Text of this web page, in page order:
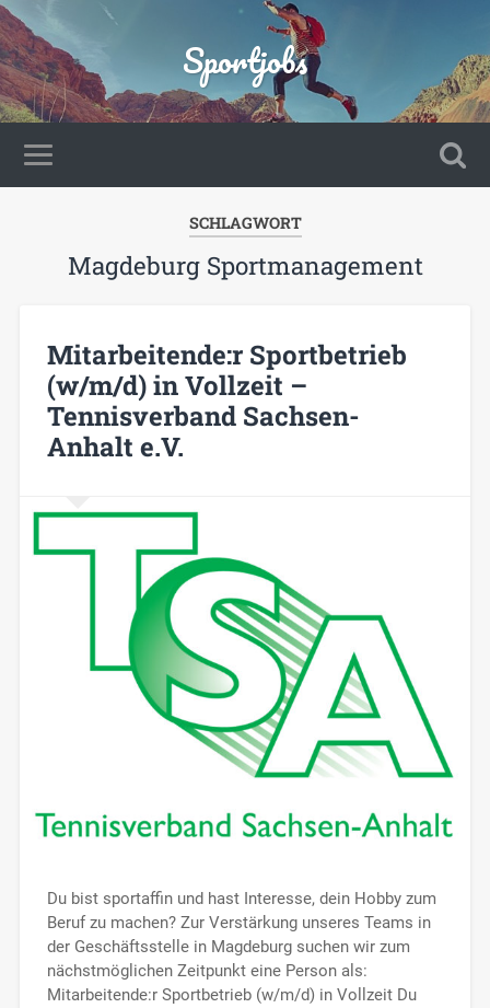
Sportjobs
SCHLAGWORT
Magdeburg Sportmanagement
Mitarbeitende:r Sportbetrieb
(w/m/d) in Vollzeit –
Tennisverband Sachsen-
Anhalt e.V.
Du bist sportaffin und hast Interesse, dein Hobby zum
Beruf zu machen? Zur Verstärkung unseres Teams in
der Geschäftsstelle in Magdeburg suchen wir zum
nächstmöglichen Zeitpunkt eine Person als:
Mitarbeitende:r Sportbetrieb (w/m/d) in Vollzeit Du